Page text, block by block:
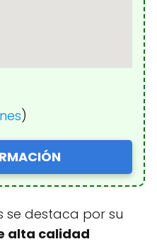
)
se destaca por su
alta calidad